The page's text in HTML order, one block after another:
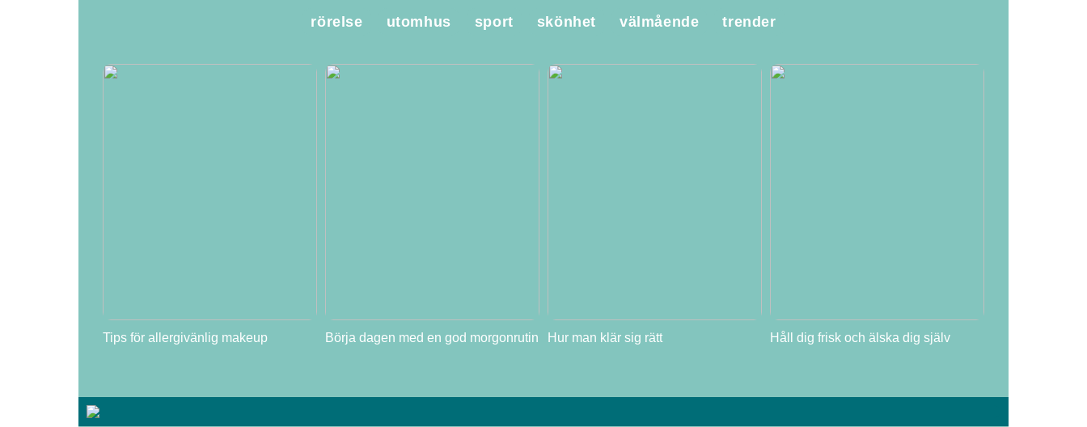
rörelse utomhus sport skönhet välmående trender
Tips för allergivänlig makeup Börja dagen med en god morgonrutin Hur man klär sig rätt Håll dig frisk och älska dig själv